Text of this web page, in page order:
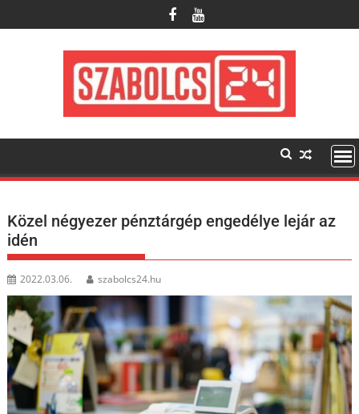
to
Közel négyezer pénztárgép engedélye lejár az
idén
2022.03.06. szabolcs24.hu